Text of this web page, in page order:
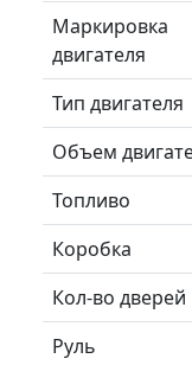
Маркировка
двигателя
Тип двигателя
Объем
Топливо
Коробка
Кол-во дверей
Руль